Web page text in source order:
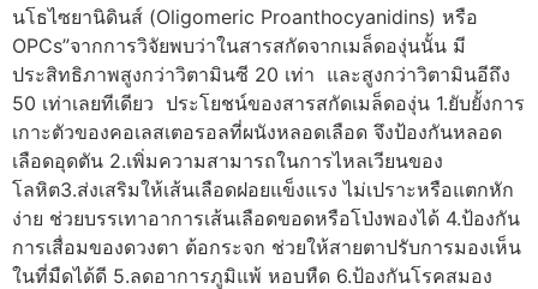
นโธไซยานิดินส์ (Oligomeric Proanthocyanidins) หรือ
OPCs”จากการวิจัยพบว่าในสารสกัดจากเมล็ดองุ่นนั้น มี
ประสิทธิภาพสูงกว่าวิตามินซี 20 เท่า และสูงกว่าวิตามินอีถึง
50 เท่าเลยทีเดียว ประโยชน์ของสารสกัดเมล็ดองุ่น 1.ยับยั้งการ
เกาะตัวของคอเลสเตอรอลที่ผนังหลอดเลือด จึงป้องกันหลอด
เลือดอุดตัน 2.เพิ่มความสามารถในการไหลเวียนของ
โลหิต3.ส่งเสริมให้เส้นเลือดฝอยแข็งแรง ไม่เปราะหรือแตกหัก
ง่าย ช่วยบรรเทาอาการเส้นเลือดขอดหรือโป่งพองได้ 4.ป้องกัน
การเสื่อมของดวงตา ต้อกระจก ช่วยให้สายตาปรับการมองเห็น
ในที่มืดได้ดี 5.ลดอาการภูมิแพ้ หอบหืด 6.ป้องกันโรคสมอง